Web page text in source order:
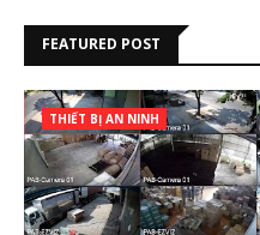
FEATURED POST
THIẾT BỊ AN NINH